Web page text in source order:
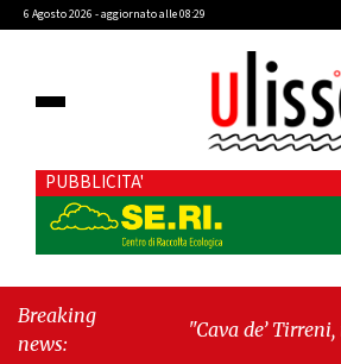
6 Agosto 2026 - aggiornato alle 08:29
PUBBLICITA'
Breaking
news:
"Cava de’ Tirreni, il